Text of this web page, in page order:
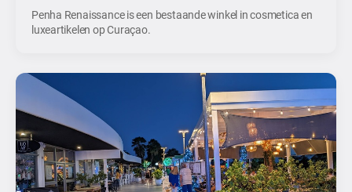
Penha Renaissance is een bestaande winkel in cosmetica en
luxeartikelen op Curaçao.